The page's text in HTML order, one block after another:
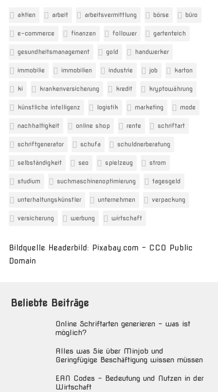
aktien arbeit arbeitsvermittlung börse büro
e-commerce finanzen follower gartenteich
gesundheitsmanagement gold handwerker
immobilie immobilien industrie job karton
ki krankenversicherung kredit kryptowährung
künstliche intelligenz logistik marketing mode
nachhaltigkeit online shop rente schriftart
schriftgenerator schufa schuldnerberatung
selbständigkeit seo spielzeug strom
studium suchmaschinenoptimierung tagesgeld
unterhaltungskünstler unternehmen verpackung
versicherung werbung wirtschaft
Bildquelle Headerbild: Pixabay.com - CC0 Public
Domain
Beliebte Beiträge
Online Schriftarten generieren – was ist
möglich?
Alles was Sie über Minjob und
Geringfügige Beschäftigung wissen müssen
EAN Codes – Bedeutung und Nutzen in der
Wirtschaft